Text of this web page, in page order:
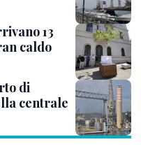
13
caldo
di
centrale